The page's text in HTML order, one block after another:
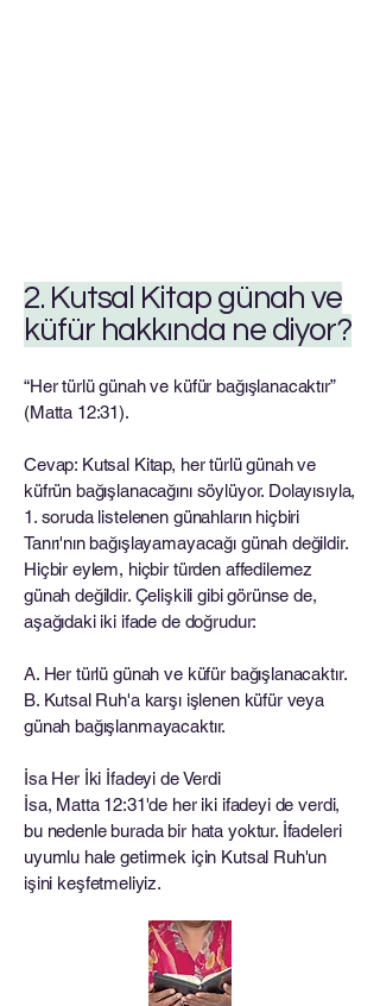
2. Kutsal Kitap günah ve
küfür hakkında ne diyor?
“Her türlü günah ve küfür bağışlanacaktır”
(Matta 12:31).
Cevap: Kutsal Kitap, her türlü günah ve
küfrün bağışlanacağını söylüyor. Dolayısıyla,
1. soruda listelenen günahların hiçbiri
Tanrı'nın bağışlayamayacağı günah değildir.
Hiçbir eylem, hiçbir türden affedilemez
günah değildir. Çelişkili gibi görünse de,
aşağıdaki iki ifade de doğrudur:
A. Her türlü günah ve küfür bağışlanacaktır.
B. Kutsal Ruh'a karşı işlenen küfür veya
günah bağışlanmayacaktır.
İsa Her İki İfadeyi de Verdi
İsa, Matta 12:31'de her iki ifadeyi de verdi,
bu nedenle burada bir hata yoktur. İfadeleri
uyumlu hale getirmek için Kutsal Ruh'un
işini keşfetmeliyiz.